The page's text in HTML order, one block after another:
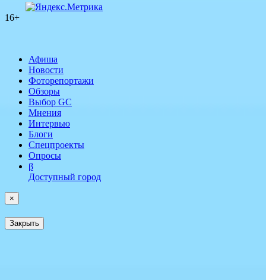
16+
Афиша
Новости
Фоторепортажи
Обзоры
Выбор GC
Мнения
Интервью
Блоги
Спецпроекты
Опросы
β
Доступный город
×
Закрыть